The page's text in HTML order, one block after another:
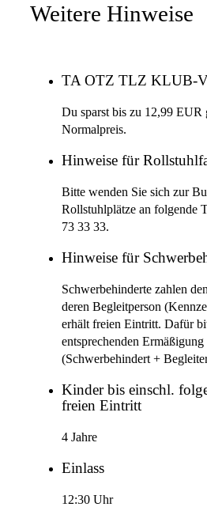
Weitere Hinweise
TA OTZ TLZ KLUB-
Du sparst bis zu 12,99 EUR
Normalpreis.
Hinweise für
Bitte wenden Sie sich zur
Rollstuhlplätze an folgende
73 33 33.
Hinweise für
Schwerbehinderte zahlen
deren Begleitperson
erhält freien Eintritt. Dafür
entsprechenden Ermäßigung
(Schwerbehindert +
Kinder bis einschl.
freien Eintritt
4 Jahre
Einlass
12:30 Uhr